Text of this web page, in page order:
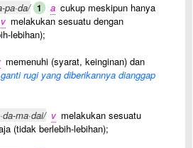
pa·da/ 1 a cukup meskipun hanya
v melakukan sesuatu dengan
lebihan);
memenuhi (syarat, keinginan) dan
ganti rugi yang diberikannya dianggap
ma·dai/ v melakukan sesuatu
(tidak berlebih-lebihan);